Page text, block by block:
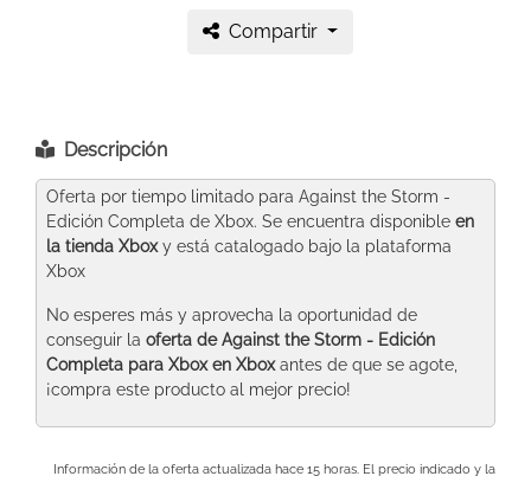
Compartir
Descripción
Oferta por tiempo limitado para Against the Storm -
Edición Completa de Xbox. Se encuentra disponible en
la tienda Xboxy está catalogado bajo la plataforma
Xbox
No esperes más y aprovecha la oportunidad de
conseguir la oferta de Against the Storm - Edición
Completa para Xboxen Xboxantes de que se agote,
¡compra este producto al mejor precio!
Información de la oferta actualizada hace 15 horas. El precio indicado y la